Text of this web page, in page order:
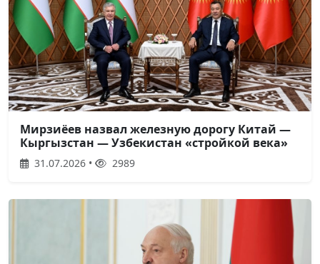
Мирзиёев назвал железную дорогу Китай —
Кыргызстан — Узбекистан «стройкой века»
31.07.2026 • 2989